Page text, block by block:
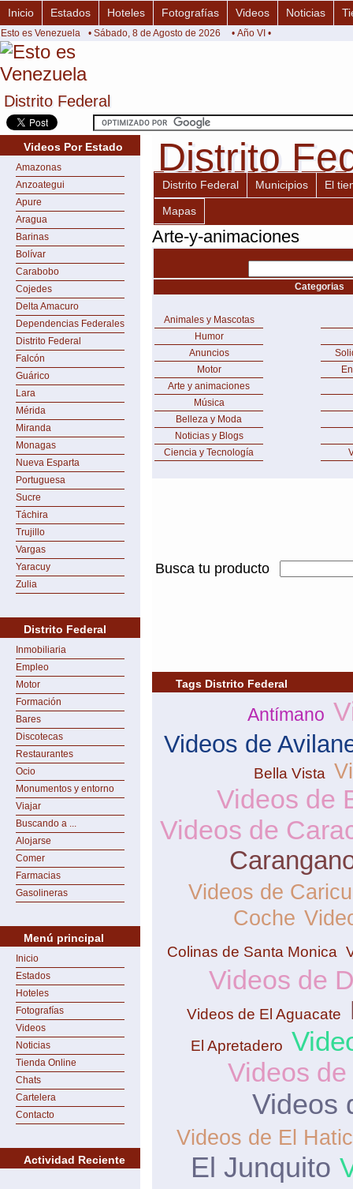
Distrito Federal
Distrito Federal
Inicio Estados Hoteles Fotografías Videos Noticias
Esto es Venezuela • Sábado, 8 de Agosto de 2026 • Año VI •
Videos Por Estado
Amazonas
Anzoategui
Apure
Aragua
Barinas
Bolívar
Carabobo
Cojedes
Delta Amacuro
Dependencias Federales
Distrito Federal
Falcón
Guárico
Lara
Mérida
Miranda
Monagas
Nueva Esparta
Portuguesa
Sucre
Táchira
Trujillo
Vargas
Yaracuy
Zulia
Distrito Federal
Inmobiliaria
Empleo
Motor
Formación
Bares
Discotecas
Restaurantes
Ocio
Monumentos y entorno
Viajar
Buscando a ...
Alojarse
Comer
Farmacias
Gasolineras
Menú principal
Inicio
Estados
Hoteles
Fotografías
Videos
Noticias
Tienda Online
Chats
Cartelera
Contacto
Actividad Reciente
Distrito
Distrito
Distrito Federal Municipios El
Mapas
Arte-y-animaciones
Categorias
Animales y Mascotas
Humor
Anuncios
Motor
Arte y animaciones
Música
Belleza y Moda
Noticias y Blogs
Ciencia y Tecnología
Busca tu producto
Tags Distrito Federal
Antímano
Videos de
Bella Vista
Videos de
Videos de
Videos de
Coche
Colinas de Santa Monica
Videos de
Videos de El Aguacate
El Apretadero
Videos
Videos
Videos de El
El Junquito